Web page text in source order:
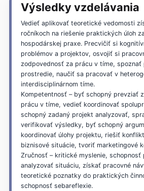
Výsledky vzdelávania
Vedieť aplikovať teoretické vedomosti
ročníkoch na riešenie praktických úloh
hospodárskej praxe. Precvičiť si
problémov a projektov, osvojiť si
zodpovednosť za prácu v tíme, spoznať
prostredie, naučiť sa pracovať v
interdisciplinárnom tíme.
Kompetentnosť – byť schopný prevziať
prácu v tíme, vedieť koordinovať
schopný zadaný projekt analyzovať,
verifikovať výsledky, byť schopný
koordinovať úlohy projektu, riešiť
biznisové situácie, tvoriť marketingové
Zručnosť – kritické myslenie, schopnosť
analyzovať situáciu, získať pracovné
teoretické poznatky do praktických
schopnosť sebareflexie.